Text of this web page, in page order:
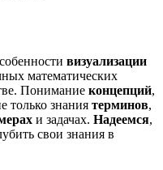
визуализации
математических
Понимание концепций,
только знания терминов,
и задачах. Надеемся,
свои знания в